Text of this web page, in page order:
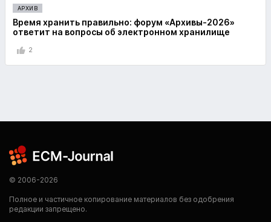
АРХИВ
Время хранить правильно: форум «Архивы-2026»
ответит на вопросы об электронном хранилище
2
© 2006-2026
Полное и частичное копирование материалов без одобрения
редакции запрещено.